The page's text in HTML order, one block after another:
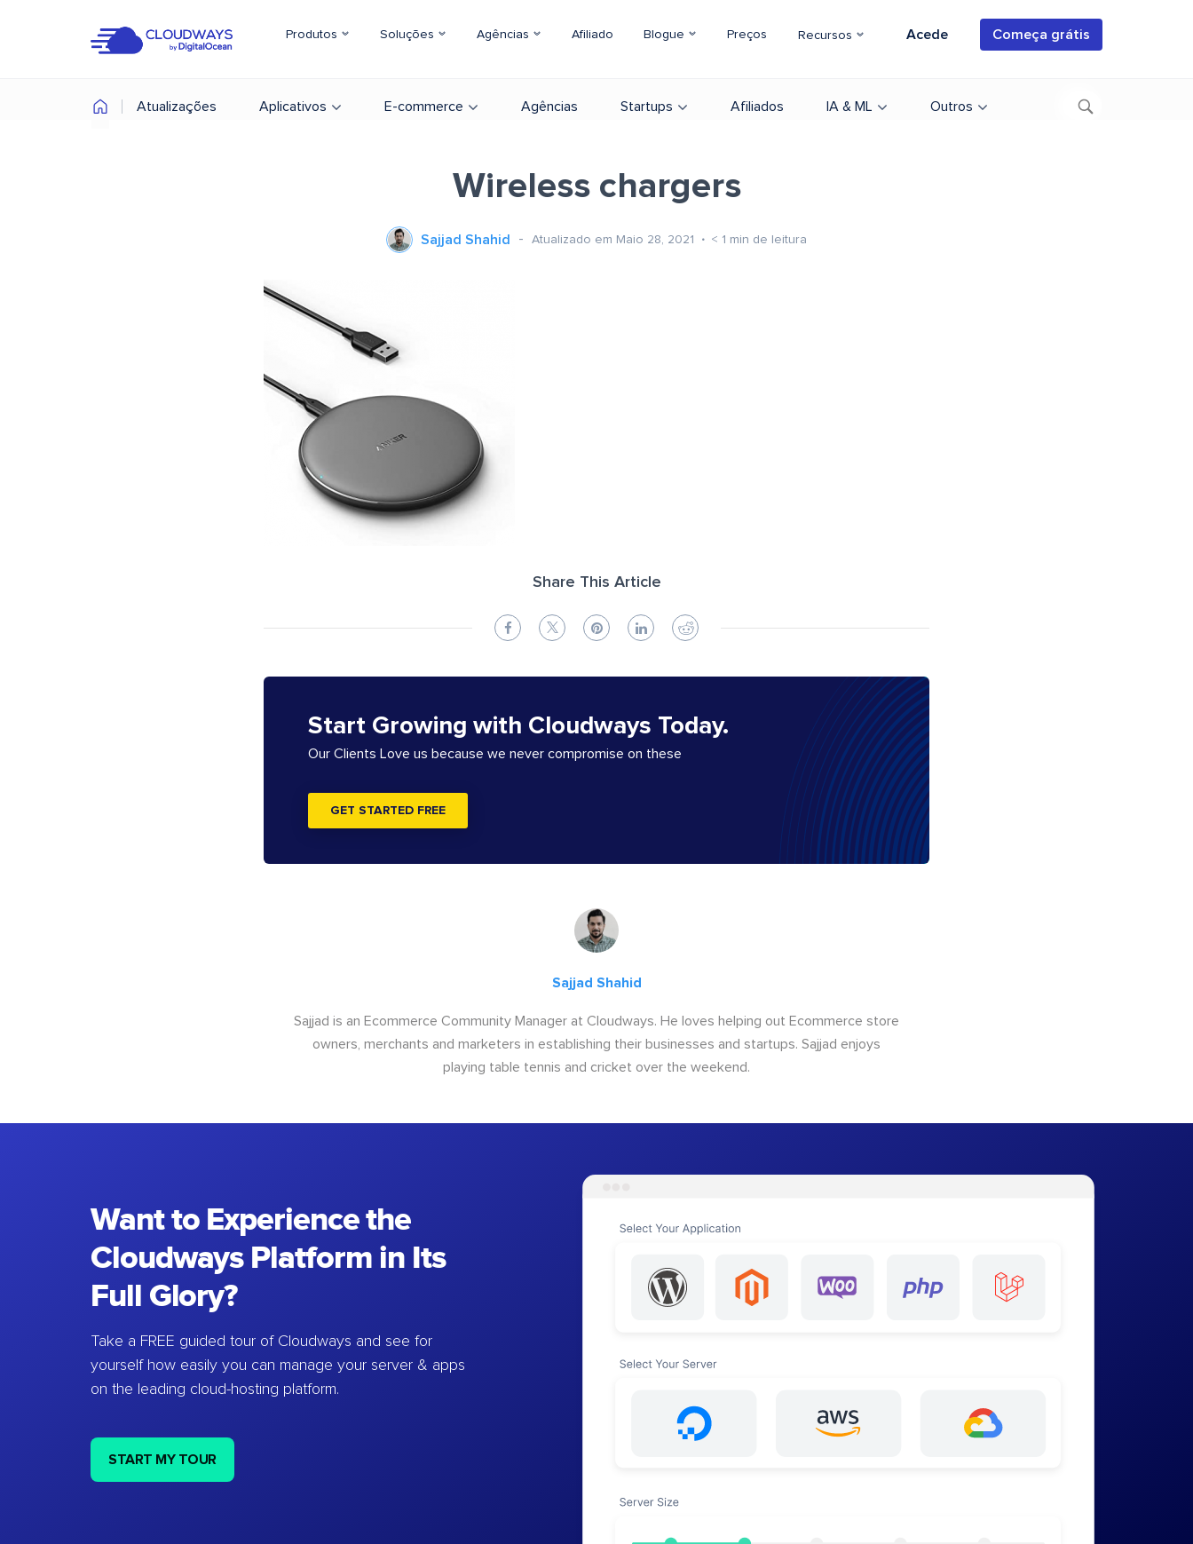
Produtos Soluções Agências Afiliado Blogue Preços Recursos Acede Começa grátis
Atualizações Aplicativos E-commerce Agências Startups Afiliados IA & ML Outros
Wireless chargers
Sajjad Shahid Atualizado em Maio 28, 2021 < 1 min de leitura
Share This Article
Start Growing with Cloudways Today.
Our Clients Love us because we never compromise on these
GET STARTED FREE
Sajjad Shahid
Sajjad is an Ecommerce Community Manager at Cloudways. He loves helping out Ecommerce store
owners, merchants and marketers in establishing their businesses and startups. Sajjad enjoys
playing table tennis and cricket over the weekend.
Want to Experience the
Cloudways Platform in Its
Full Glory?
Take a FREE guided tour of Cloudways and see for
yourself how easily you can manage your server & apps
on the leading cloud-hosting platform.
START MY TOUR